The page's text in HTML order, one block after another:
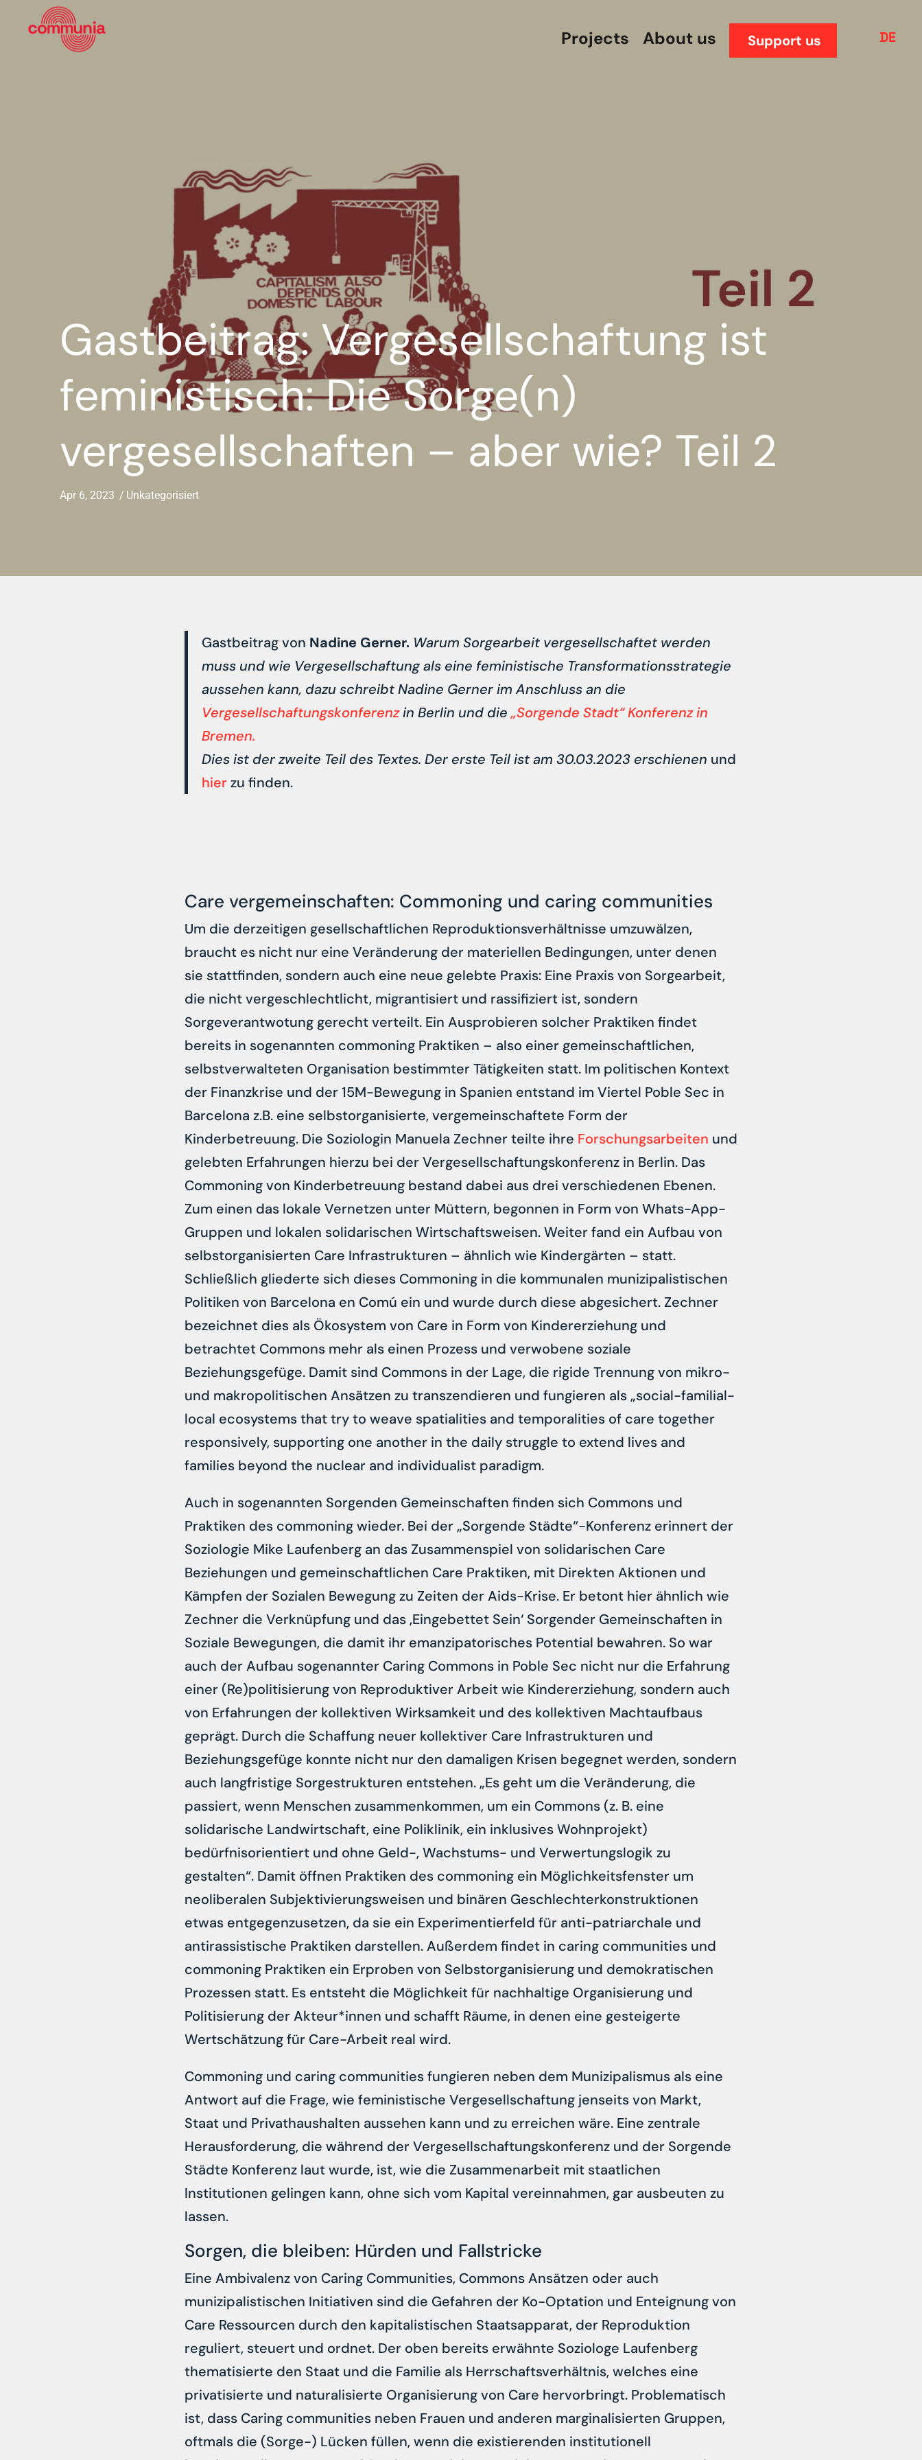
Projects About us Support us DE
Gastbeitrag: Vergesellschaftung ist
feministisch: Die Sorge(n)
vergesellschaften – aber wie? Teil 2
Apr 6, 2023 Unkategorisiert
Gastbeitrag von Nadine Gerner. Warum Sorgearbeit vergesellschaftet werden
muss und wie Vergesellschaftung als eine feministische Transformationsstrategie
aussehen kann, dazu schreibt Nadine Gerner im Anschluss an die
Vergesellschaftungskonferenzin Berlin und die „Sorgende Stadt“ Konferenz in
Bremen.
Dies ist der zweite Teil des Textes. Der erste Teil ist am 30.03.2023 erschienen und
hierzu finden.
Care vergemeinschaften: Commoning und caring communities
Um die derzeitigen gesellschaftlichen Reproduktionsverhältnisse umzuwälzen,
braucht es nicht nur eine Veränderung der materiellen Bedingungen, unter denen
sie stattfinden, sondern auch eine neue gelebte Praxis: Eine Praxis von Sorgearbeit,
die nicht vergeschlechtlicht, migrantisiert und rassifiziert ist, sondern
Sorgeverantwotung gerecht verteilt. Ein Ausprobieren solcher Praktiken findet
bereits in sogenannten commoning Praktiken – also einer gemeinschaftlichen,
selbstverwalteten Organisation bestimmter Tätigkeiten statt. Im politischen Kontext
der Finanzkrise und der 15M-Bewegung in Spanien entstand im Viertel Poble Sec in
Barcelona z.B. eine selbstorganisierte, vergemeinschaftete Form der
Kinderbetreuung. Die Soziologin Manuela Zechner teilte ihre Forschungsarbeiten und
gelebten Erfahrungen hierzu bei der Vergesellschaftungskonferenz in Berlin. Das
Commoning von Kinderbetreuung bestand dabei aus drei verschiedenen Ebenen.
Zum einen das lokale Vernetzen unter Müttern, begonnen in Form von Whats-App-
Gruppen und lokalen solidarischen Wirtschaftsweisen. Weiter fand ein Aufbau von
selbstorganisierten Care Infrastrukturen – ähnlich wie Kindergärten – statt.
Schließlich gliederte sich dieses Commoning in die kommunalen munizipalistischen
Politiken von Barcelona en Comú ein und wurde durch diese abgesichert. Zechner
bezeichnet dies als Ökosystem von Care in Form von Kindererziehung und
betrachtet Commons mehr als einen Prozess und verwobene soziale
Beziehungsgefüge. Damit sind Commons in der Lage, die rigide Trennung von mikro-
und makropolitischen Ansätzen zu transzendieren und fungieren als „social-familial-
local ecosystems that try to weave spatialities and temporalities of care together
responsively, supporting one another in the daily struggle to extend lives and
families beyond the nuclear and individualist paradigm.
Auch in sogenannten Sorgenden Gemeinschaften finden sich Commons und
Praktiken des commoning wieder. Bei der „Sorgende Städte“-Konferenz erinnert der
Soziologie Mike Laufenberg an das Zusammenspiel von solidarischen Care
Beziehungen und gemeinschaftlichen Care Praktiken, mit Direkten Aktionen und
Kämpfen der Sozialen Bewegung zu Zeiten der Aids-Krise. Er betont hier ähnlich wie
Zechner die Verknüpfung und das ‚Eingebettet Sein‘ Sorgender Gemeinschaften in
Soziale Bewegungen, die damit ihr emanzipatorisches Potential bewahren. So war
auch der Aufbau sogenannter Caring Commons in Poble Sec nicht nur die Erfahrung
einer (Re)politisierung von Reproduktiver Arbeit wie Kindererziehung, sondern auch
von Erfahrungen der kollektiven Wirksamkeit und des kollektiven Machtaufbaus
geprägt. Durch die Schaffung neuer kollektiver Care Infrastrukturen und
Beziehungsgefüge konnte nicht nur den damaligen Krisen begegnet werden, sondern
auch langfristige Sorgestrukturen entstehen. „Es geht um die Veränderung, die
passiert, wenn Menschen zusammenkommen, um ein Commons (z. B. eine
solidarische Landwirtschaft, eine Poliklinik, ein inklusives Wohnprojekt)
bedürfnisorientiert und ohne Geld-, Wachstums- und Verwertungslogik zu
gestalten“. Damit öffnen Praktiken des commoning ein Möglichkeitsfenster um
neoliberalen Subjektivierungsweisen und binären Geschlechterkonstruktionen
etwas entgegenzusetzen, da sie ein Experimentierfeld für anti-patriarchale und
antirassistische Praktiken darstellen. Außerdem findet in caring communities und
commoning Praktiken ein Erproben von Selbstorganisierung und demokratischen
Prozessen statt. Es entsteht die Möglichkeit für nachhaltige Organisierung und
Politisierung der Akteur*innen und schafft Räume, in denen eine gesteigerte
Wertschätzung für Care-Arbeit real wird.
Commoning und caring communities fungieren neben dem Munizipalismus als eine
Antwort auf die Frage, wie feministische Vergesellschaftung jenseits von Markt,
Staat und Privathaushalten aussehen kann und zu erreichen wäre. Eine zentrale
Herausforderung, die während der Vergesellschaftungskonferenz und der Sorgende
Städte Konferenz laut wurde, ist, wie die Zusammenarbeit mit staatlichen
Institutionen gelingen kann, ohne sich vom Kapital vereinnahmen, gar ausbeuten zu
lassen.
Sorgen, die bleiben: Hürden und Fallstricke
Eine Ambivalenz von Caring Communities, Commons Ansätzen oder auch
munizipalistischen Initiativen sind die Gefahren der Ko-Optation und Enteignung von
Care Ressourcen durch den kapitalistischen Staatsapparat, der Reproduktion
reguliert, steuert und ordnet. Der oben bereits erwähnte Soziologe Laufenberg
thematisierte den Staat und die Familie als Herrschaftsverhältnis, welches eine
privatisierte und naturalisierte Organisierung von Care hervorbringt. Problematisch
ist, dass Caring communities neben Frauen und anderen marginalisierten Gruppen,
oftmals die (Sorge-) Lücken füllen, wenn die existierenden institutionell